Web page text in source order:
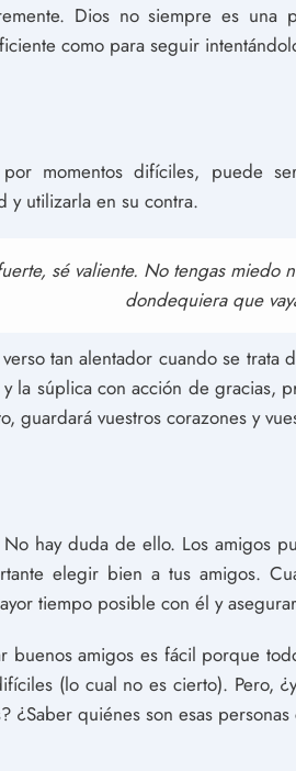
Dios no siempre es una
como para seguir
momentos difíciles, puede
y utilizarla en su contra.
sé valiente. No tengas miedo
dondequiera que
tan alentador cuando se trata
la súplica con acción de gracias,
guardará vuestros corazones y
No hay duda de ello. Los amigos
elegir bien a tus amigos.
tiempo posible con él y
buenos amigos es fácil porque
(lo cual no es cierto). Pero,
¿Saber quiénes son esas